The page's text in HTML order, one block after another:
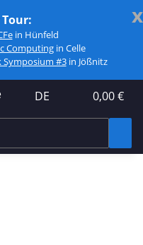
x
in Hünfeld
Computingin Celle
Symposium #3in Jößnitz
DE 0,00 €